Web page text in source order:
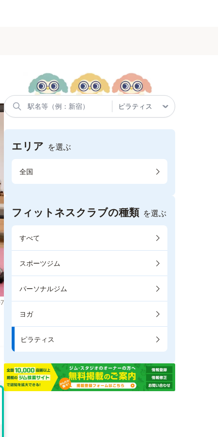
エリア を選ぶ
全国
フィットネスクラブの種類 を選ぶ
すべて
スポーツジム
パーソナルジム
ヨガ
ピラティス